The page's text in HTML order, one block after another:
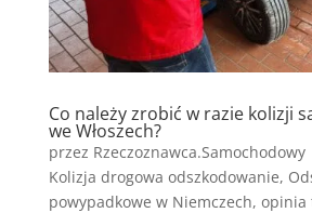
Co należy zrobić w razie kolizji
we Włoszech?
przez Rzeczoznawca.Samochodowy
Kolizja drogowa odszkodowanie,
powypadkowe w Niemczech, opinia